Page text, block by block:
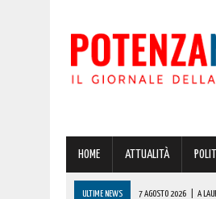
HOME ATTUALITÀ
ULTIME NEWS 7 AGOSTO 2026 A